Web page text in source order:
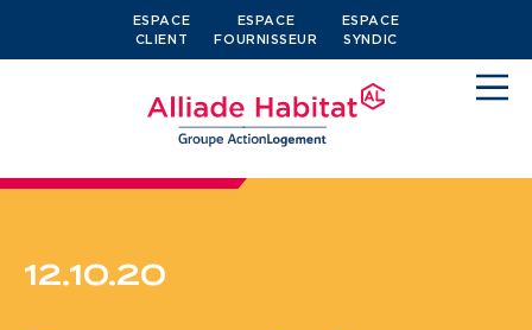
ESPACE
CLIENT
ESPACE
FOURNISSEUR
ESPACE
SYNDIC
12.10.20